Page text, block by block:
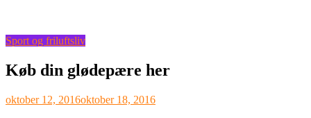
Sport og friluftsliv
Køb din glødepære her
oktober 12, 2016oktober 18, 2016